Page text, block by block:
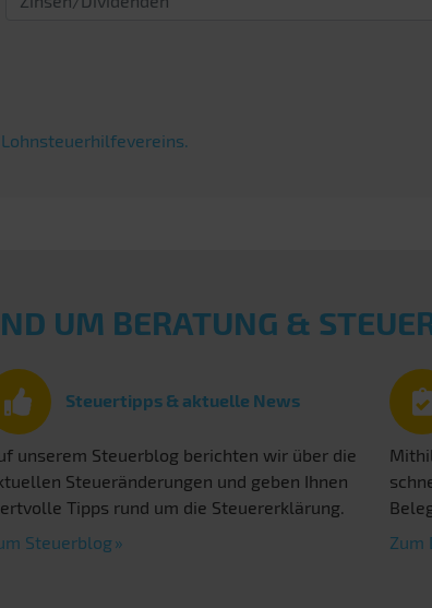
UM BERATUNG &
Steuertipps & aktuelle News
unserem Steuerblog berichten wir über die
Steueränderungen und geben Ihnen
Tipps rund um die Steuererklärung.
Steuerblog
Zum